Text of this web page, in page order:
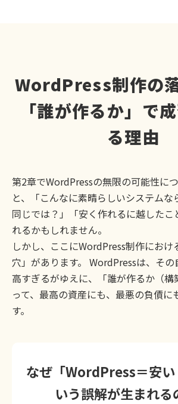
WordPress制作の落
「誰が作るか」で
る理由
第2章でWordPressの無限の可能性に
と、「こんなに素晴らしいシステムな
同じでは？」「安く作れるに越したこ
れるかもしれません。
しかし、ここにWordPress制作におけ
穴」があります。 WordPressは、そ
高すぎるがゆえに、「誰が作るか（構
って、最高の資産にも、最悪の負債に
す。
なぜ「WordPress＝安い
いう誤解が生まれる